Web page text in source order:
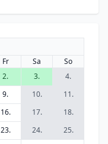
Fr Sa
So
2. 3.
4.
9. 10.
11.
16. 17.
18.
23. 24.
25.